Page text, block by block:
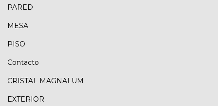
PARED
MESA
PISO
Contacto
CRISTAL MAGNALUM
EXTERIOR